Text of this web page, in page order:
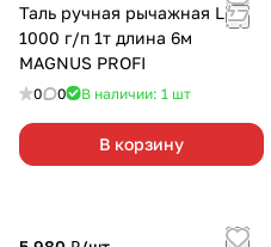
Таль ручная рычажная LB-
1000 г/п 1т длина 6м
MAGNUS PROFI
0 0 В наличии: 1 шт
В корзину